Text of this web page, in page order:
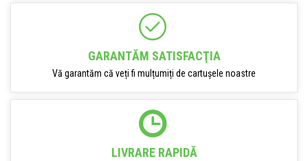
GARANTĂM SATISFACŢIA
Vă garantăm că veți fi mulțumiți de cartușele noastre
LIVRARE RAPIDĂ